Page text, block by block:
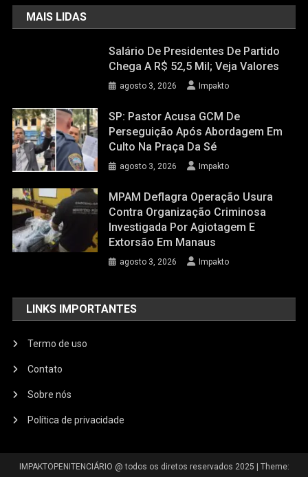
MAIS LIDAS
Salário De Presidentes De Partido
Chega A R$ 52,5 Mil; Veja Valores
agosto 3, 2026 Impakto
SP: Pastor Acusa GCM De
Perseguição Após Abordagem Em
Culto Na Praça Da Sé
agosto 3, 2026 Impakto
MPAM Deflagra Operação Usura
Contra Organização Criminosa
Investigada Por Agiotagem E
Extorsão Em Manaus
agosto 3, 2026 Impakto
LINKS IMPORTANTES
Termo de uso
Contato
Sobre nós
Política de privacidade
IMPAKTOPENITENCIÁRIO @ todos os diretos reservados 2025
Theme: